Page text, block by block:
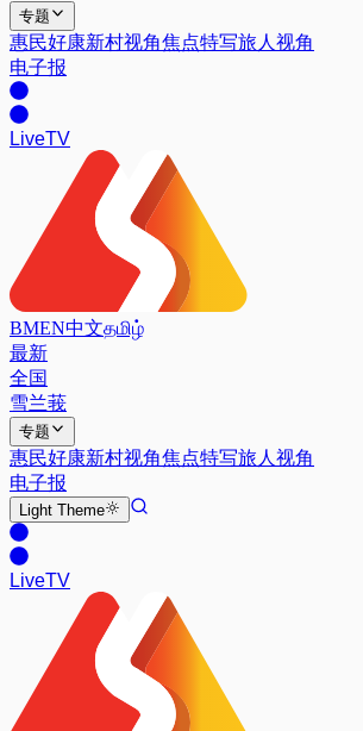
专题
惠民好康新村视角焦点特写旅人视角
电子报
LiveTV
BMEN中文தமிழ்
最新
全国
雪兰莪
专题
惠民好康新村视角焦点特写旅人视角
电子报
Light Theme
LiveTV